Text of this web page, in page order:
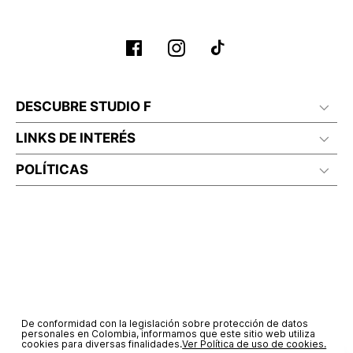
DESCUBRE STUDIO F
LINKS DE INTERÉS
POLÍTICAS
De conformidad con la legislación sobre protección de datos
personales en Colombia, informamos que este sitio web utiliza
cookies para diversas finalidades.Ver Política de uso de cookies.